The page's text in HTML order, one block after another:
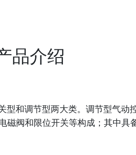
品介绍
和调节型两大类。调节型气
阀和限位开关等构成；其中具